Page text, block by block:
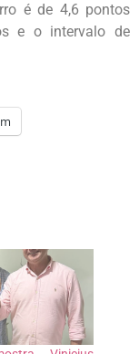
é de 4,6 pontos
e o intervalo de